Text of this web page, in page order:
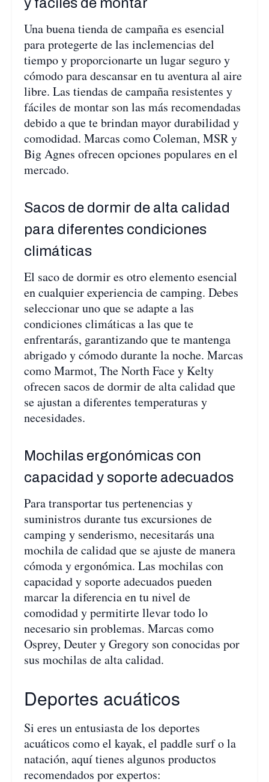
y fáciles de montar
Una buena tienda de campaña es esencial
para protegerte de las inclemencias del
tiempo y proporcionarte un lugar seguro y
cómodo para descansar en tu aventura al aire
libre. Las tiendas de campaña resistentes y
fáciles de montar son las más recomendadas
debido a que te brindan mayor durabilidad y
comodidad. Marcas como Coleman, MSR y
Big Agnes ofrecen opciones populares en el
mercado.
Sacos de dormir de alta calidad
para diferentes condiciones
climáticas
El saco de dormir es otro elemento esencial
en cualquier experiencia de camping. Debes
seleccionar uno que se adapte a las
condiciones climáticas a las que te
enfrentarás, garantizando que te mantenga
abrigado y cómodo durante la noche. Marcas
como Marmot, The North Face y Kelty
ofrecen sacos de dormir de alta calidad que
se ajustan a diferentes temperaturas y
necesidades.
Mochilas ergonómicas con
capacidad y soporte adecuados
Para transportar tus pertenencias y
suministros durante tus excursiones de
camping y senderismo, necesitarás una
mochila de calidad que se ajuste de manera
cómoda y ergonómica. Las mochilas con
capacidad y soporte adecuados pueden
marcar la diferencia en tu nivel de
comodidad y permitirte llevar todo lo
necesario sin problemas. Marcas como
Osprey, Deuter y Gregory son conocidas por
sus mochilas de alta calidad.
Deportes acuáticos
Si eres un entusiasta de los deportes
acuáticos como el kayak, el paddle surf o la
natación, aquí tienes algunos productos
recomendados por expertos: